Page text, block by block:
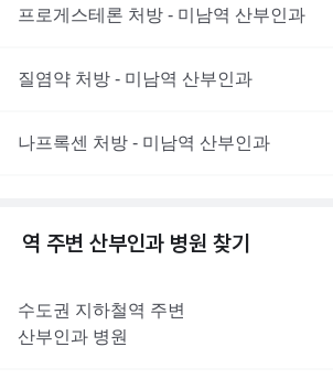
프로게스테론 처방 - 미남역 산부인과
질염약 처방 - 미남역 산부인과
나프록센 처방 - 미남역 산부인과
역 주변 산부인과 병원 찾기
수도권 지하철역 주변
산부인과 병원